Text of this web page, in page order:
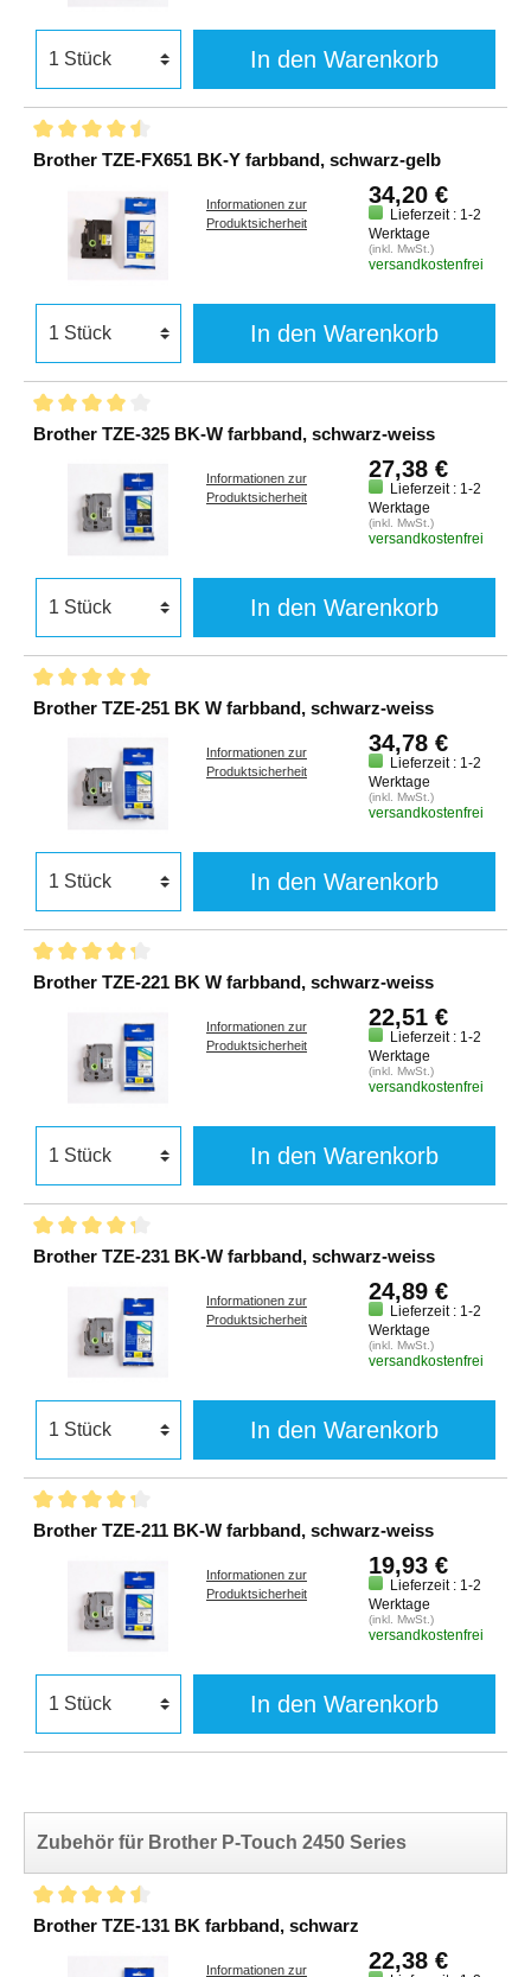
In den Warenkorb
Brother TZE-FX651 BK-Y farbband, schwarz-gelb
Informationen zur
Produktsicherheit
34,20 €
Lieferzeit : 1-2
Werktage
(inkl. MwSt.)
versandkostenfrei
In den Warenkorb
Brother TZE-325 BK-W farbband, schwarz-weiss
Informationen zur
Produktsicherheit
27,38 €
Lieferzeit : 1-2
Werktage
(inkl. MwSt.)
versandkostenfrei
In den Warenkorb
Brother TZE-251 BK W farbband, schwarz-weiss
Informationen zur
Produktsicherheit
34,78 €
Lieferzeit : 1-2
Werktage
(inkl. MwSt.)
versandkostenfrei
In den Warenkorb
Brother TZE-221 BK W farbband, schwarz-weiss
Informationen zur
Produktsicherheit
22,51 €
Lieferzeit : 1-2
Werktage
(inkl. MwSt.)
versandkostenfrei
In den Warenkorb
Brother TZE-231 BK-W farbband, schwarz-weiss
Informationen zur
Produktsicherheit
24,89 €
Lieferzeit : 1-2
Werktage
(inkl. MwSt.)
versandkostenfrei
In den Warenkorb
Brother TZE-211 BK-W farbband, schwarz-weiss
Informationen zur
Produktsicherheit
19,93 €
Lieferzeit : 1-2
Werktage
(inkl. MwSt.)
versandkostenfrei
In den Warenkorb
Zubehör für Brother P-Touch 2450 Series
Brother TZE-131 BK farbband, schwarz
Informationen zur 22,38 €